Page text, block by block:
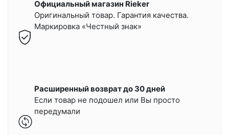
Официальный магазин Rieker
Оригинальный товар. Гарантия качества.
Маркировка «Честный знак»
Расширенный возврат до 30 дней
Если товар не подошел или Вы просто
передумали